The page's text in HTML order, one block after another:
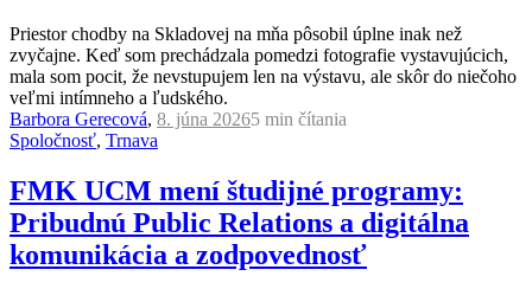
Priestor chodby na Skladovej na mňa pôsobil úplne inak než
zvyčajne. Keď som prechádzala pomedzi fotografie vystavujúcich,
mala som pocit, že nevstupujem len na výstavu, ale skôr do niečoho
veľmi intímneho a ľudského.
Barbora Gerecová, 8. júna 20265 min čítania
Spoločnosť, Trnava
FMK UCM mení študijné programy:
Pribudnú Public Relations a digitálna
komunikácia a zodpovednosť